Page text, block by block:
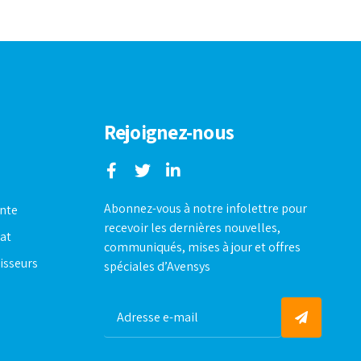
Rejoignez-nous
Abonnez-vous à notre infolettre pour
recevoir les dernières nouvelles,
communiqués, mises à jour et offres
spéciales d’Avensys